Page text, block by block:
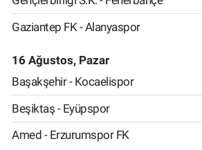
Gaziantep FK - Alanyaspor
16 Ağustos, Pazar
Başakşehir - Kocaelispor
Beşiktaş - Eyüpspor
Amed - Erzurumspor FK